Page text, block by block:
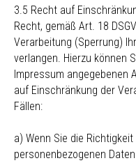
3.5 Recht auf
Recht, gemäß Art. 18
Verarbeitung (Sperrung)
verlangen. Hierzu können
Impressum angegebenen
auf Einschränkung der
Fällen:
a) Wenn Sie die
personenbezogenen